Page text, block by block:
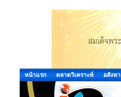
หน้าแรก ตลาดวิเคราะห์ อสังหา